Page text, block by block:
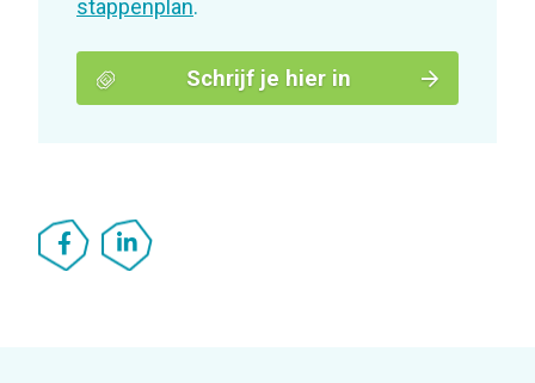
stappenplan.
Schrijf je hier in